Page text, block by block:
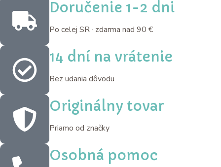
Doručenie 1-2 dni
Po celej SR · zdarma nad 90 €
14 dní na vrátenie
Bez udania dôvodu
Originálny tovar
Priamo od značky
Osobná pomoc